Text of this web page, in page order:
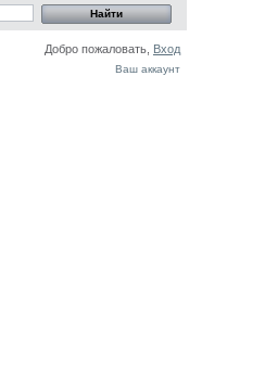
Добро пожаловать, Вход
Ваш аккаунт